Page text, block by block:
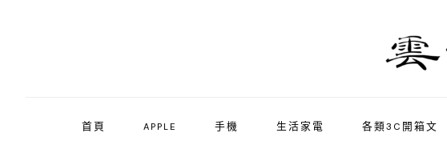
首頁 APPLE 手機 生活家電 各類3C開箱文